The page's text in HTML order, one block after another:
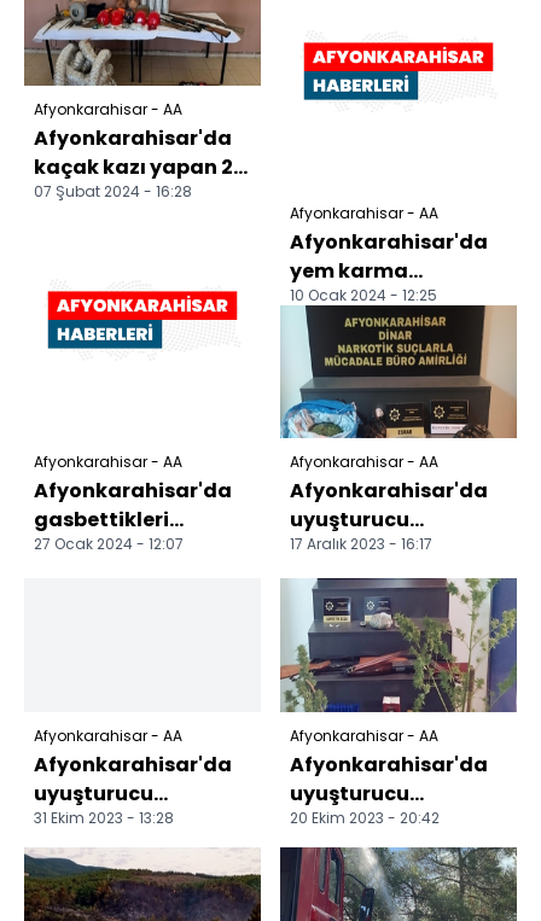
Afyonkarahisar - AA
Afyonkarahisar'da
kaçak kazı yapan 2
şüpheli yakalandı
07 Şubat 2024 - 16:28
Afyonkarahisar - AA
Afyonkarahisar'da
gasbettikleri
otomobilin traktöre
27 Ocak 2024 - 12:07
Afyonkarahisar - AA
Afyonkarahisar'da
yem karma
makinesinin içine
düşen genç öldü
10 Ocak 2024 - 12:25
Afyonkarahisar - AA
Afyonkarahisar'da
uyuşturucu
operasyonunda 1 kişi
gözaltına alındı
17 Aralık 2023 - 16:17
Afyonkarahisar - AA
Afyonkarahisar'da
uyuşturucu
operasyonunda bir
kişi yakalandı
31 Ekim 2023 - 13:28
Afyonkarahisar - AA
Afyonkarahisar'da
uyuşturucu
operasyonunda 8
şüpheli yakalandı
20 Ekim 2023 - 20:42